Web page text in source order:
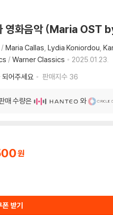
영화음악 (Maria OST
Maria Callas Lydia Koniordou
/ Warner Classics
2025.01.23.
어주세요
판매지수 36
매 수량은 와
폰 받기